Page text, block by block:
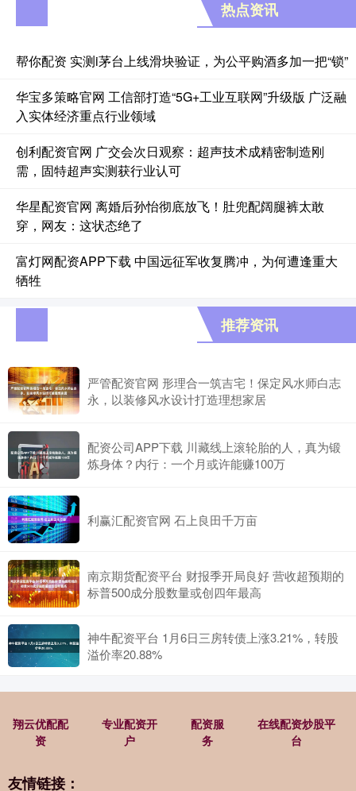
热点资讯
帮你配资 实测i茅台上线滑块验证，为公平购酒多加一把“锁”
华宝多策略官网 工信部打造“5G+工业互联网”升级版 广泛融
入实体经济重点行业领域
创利配资官网 广交会次日观察：超声技术成精密制造刚
需，固特超声实测获行业认可
华星配资官网 离婚后孙怡彻底放飞！肚兜配阔腿裤太敢
穿，网友：这状态绝了
富灯网配资APP下载 中国远征军收复腾冲，为何遭逢重大
牺牲
推荐资讯
严管配资官网 形理合一筑吉宅！保定风水师白志
永，以装修风水设计打造理想家居
配资公司APP下载 川藏线上滚轮胎的人，真为锻
炼身体？内行：一个月或许能赚100万
利赢汇配资官网 石上良田千万亩
南京期货配资平台 财报季开局良好 营收超预期的
标普500成分股数量或创四年最高
神牛配资平台 1月6日三房转债上涨3.21%，转股
溢价率20.88%
翔云优配配
资
专业配资开
户
配资服
务
在线配资炒股平
台
友情链接：